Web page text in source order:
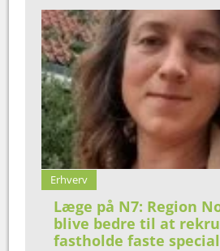
Erhverv
Læge på N7: Region
blive bedre til at
fastholde faste